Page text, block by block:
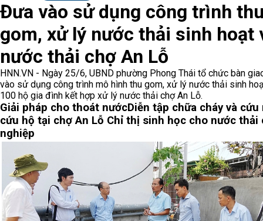
Đưa vào sử dụng công trình
gom, xử lý nước thải sinh hoạt
nước thải chợ An Lỗ
HNN.VN - Ngày 25/6, UBND phường Phong Thái tổ chức bàn
vào sử dụng công trình mô hình thu gom, xử lý nước thải sinh
100 hộ gia đình kết hợp xử lý nước thải chợ An Lỗ.
Giải pháp cho thoát nướcDiễn tập chữa cháy và cứu
cứu hộ tại chợ An Lỗ Chỉ thị sinh học cho nước thải
nghiệp